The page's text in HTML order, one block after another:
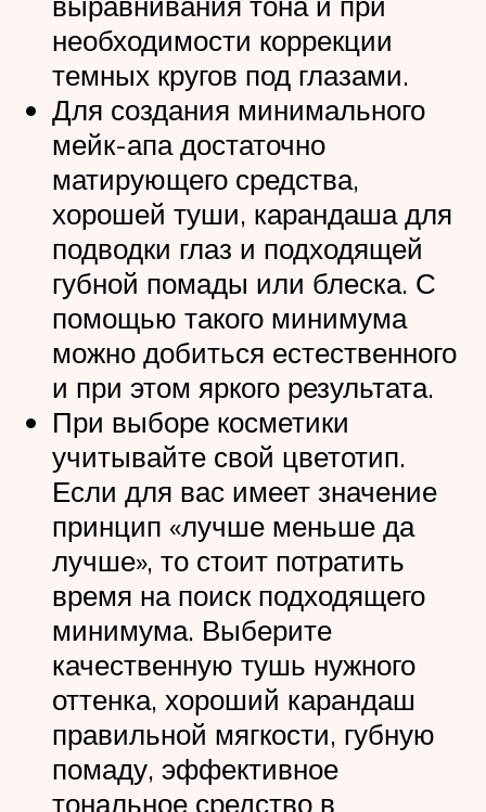
необходимости коррекции
темных кругов под глазами.
Для создания минимального
мейк-апа достаточно
матирующего средства,
хорошей туши, карандаша для
подводки глаз и подходящей
губной помады или блеска. С
помощью такого минимума
можно добиться естественного
и при этом яркого результата.
При выборе косметики
учитывайте свой цветотип.
Если для вас имеет значение
принцип «лучше меньше да
лучше», то стоит потратить
время на поиск подходящего
минимума. Выберите
качественную тушь нужного
оттенка, хороший карандаш
правильной мягкости, губную
помаду, эффективное
тональное средство в